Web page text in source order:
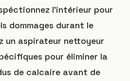
l’intérieur pour
dommages durant le
un aspirateur nettoyeur
pour éliminer la
de calcaire avant de